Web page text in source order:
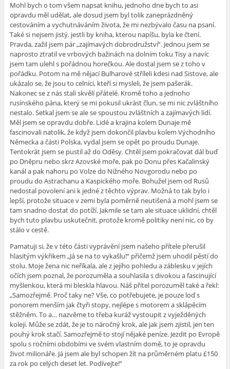
Mohl bych o tom všem napsat knihu, jednoho dne bych to asi
opravdu měl udělat, ale dosud jsem byl tolik zaneprázdněný
cestováním a vychutnáváním života, že mi nezbývalo času na psaní.
Také si nejsem jistý, jestli by kniha, kterou napíšu, byla ke čtení.
Pravda, zažil jsem pár „zajímavých dobrodružství“. Jednou jsem se
naprosto ztratil ve vrbových bažinách na dolním toku Tisy a navíc
jsem tam ulehl s pořádnou horečkou. Ale dostal jsem se z toho v
pořádku. Potom na mě nějací Bulharové stříleli kdesi nad Sistove, ale
ukázalo se, že jsou to celníci, kteří si mysleli, že jsem pašerák.
Nakonec se z nás stali skvělí přátelé. Kromě toho a jednoho
rusínského pána, který se mi pokusil ukrást člun, se mi nic zvláštního
nestalo. Setkal jsem se ale se spoustou zvláštních a zajímavých lidí.
Měl jsem se opravdu dobře. Lidé a krajina kolem Dunaje mě
fascinovali natolik, že když jsem dokončil plavbu kolem Východního
Německa a části Polska, vydal jsem se opět po proudu Dunaje.
Tentokrát jsem se pustil až do Oděsy. Chtěl jsem pokračovat dál buď
po Dněpru nebo skrz Azovské moře, pak po Donu přes Kačalinský
kanál a pak nahoru po Volze do Nižného Novgorodu nebo po
proudu do Astrachanu a Kaspického moře. Bohužel jsem od Rusů
nedostal povolení ani k jedné z těchto výprav. Možná to tak bylo i
lepší, protože situace v zemi byla poměrně neutišená a mohl jsem se
tam snadno dostat do potíží. Jakmile se tam ale situace uklidní, chtěl
bych tuto plavbu uskutečnit, protože kromě politiky není nic, co by
stálo v cestě.
Pamatuji si, že v této části vyprávění jsem našeho přítele přerušil
hlasitým výkřikem „Já se na to vykašlu!“ přičemž jsem uhodil pěstí do
stolu. Moje žena nic neříkala, ale z jejího pohledu a záblesku v jejích
očích jsem poznal, že porozuměla a souhlasila s divokou a fascinující
myšlenkou, která mi bleskla hlavou. Náš přítel porozuměl také a řekl:
„Samozřejmě. Proč taky ne? Vše, co potřebujete, je pouze loď s
ponorem menším jak čtyři stopy, nejlépe s motorem a sklápěcím
stěžněm. To a… nazvěme to třeba kuráž vystoupit z vyježděných
kolejí. Může se zdát, že je to náročný krok, ale jak jsem zjistil, jen ten
pouhý krok stačí. Samozřejmě to stojí nějaké peníze. Jezdit po Evropě
spolu s ročními obdobími ve svém vlastním domě, to je opravdu
život milionáře. Já jsem ale byl schopen žít na průměrném platu £150
za rok po celých deset let. Podívejte!“